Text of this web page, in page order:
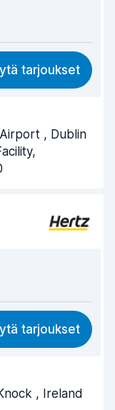
8,2
8,6
tarjoukset
, Dublin
7,9
8,7
tarjoukset
, Ireland